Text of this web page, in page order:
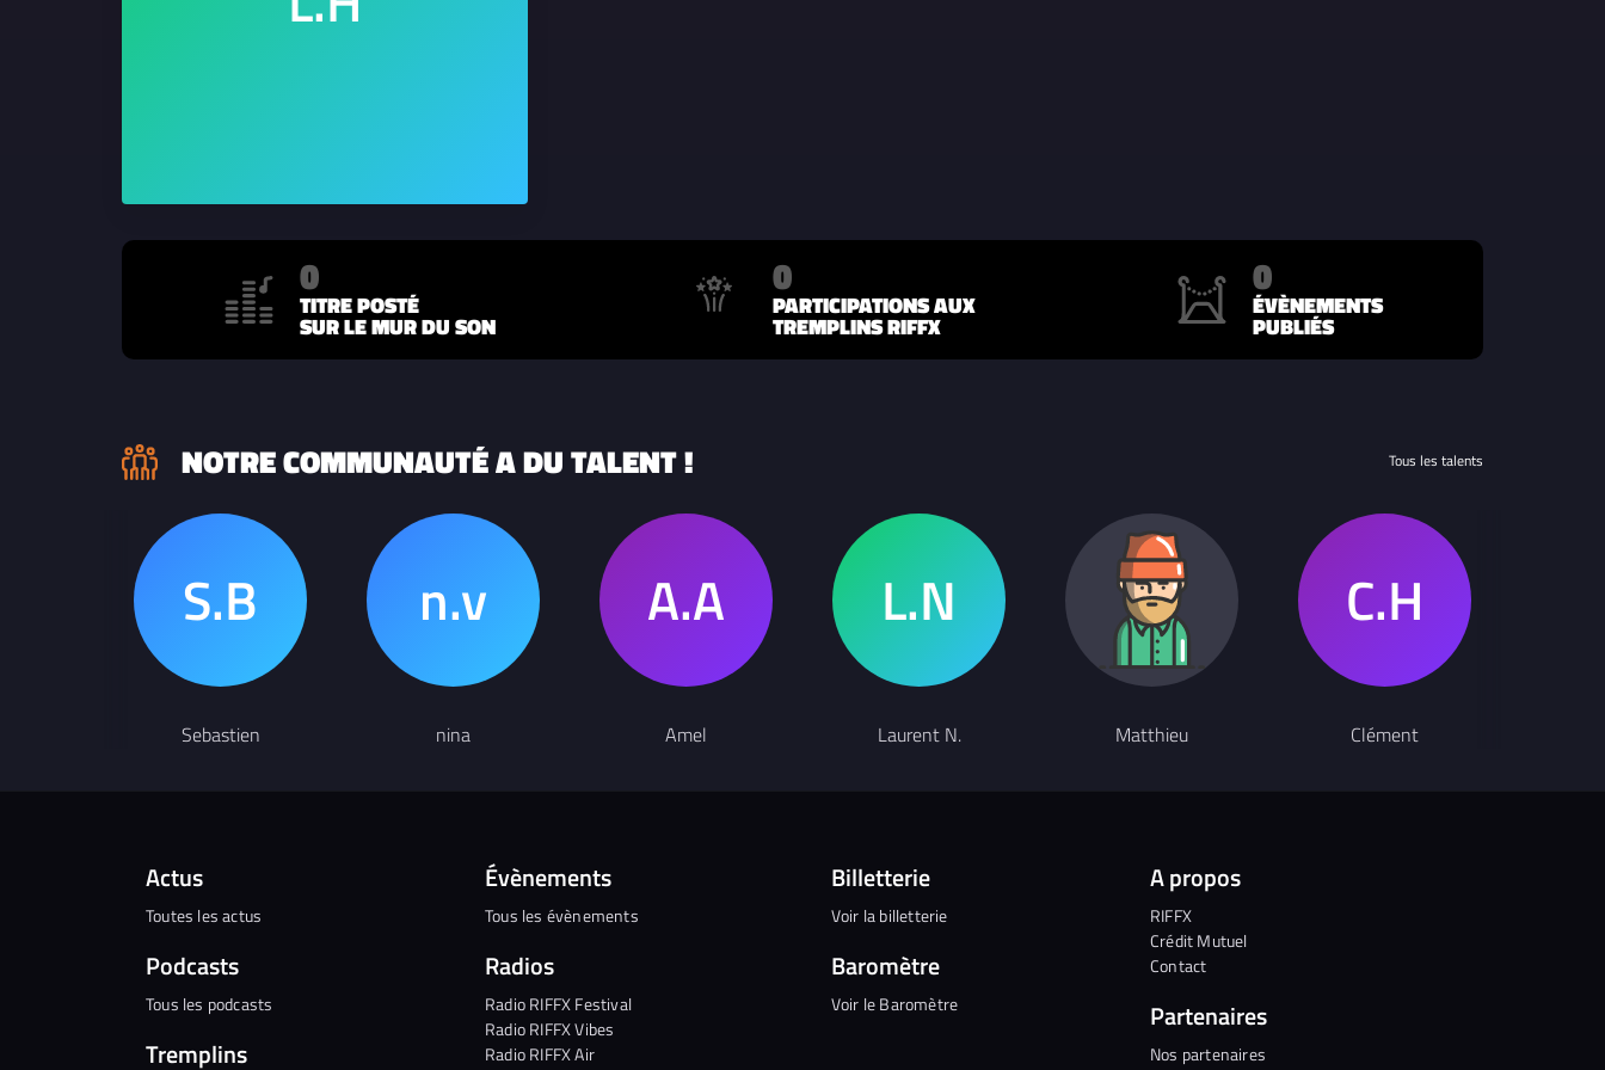
0
TITRE POSTÉ
SUR LE MUR DU SON
0
PARTICIPATIONS AUX
TREMPLINS RIFFX
0
ÉVÈNEMENTS
PUBLIÉS
NOTRE COMMUNAUTÉ A DU TALENT ! Tous les talents
Sebastien nina Amel Laurent N. Matthieu Clément
Actus
Toutes les actus
Podcasts
Tous les podcasts
Tremplins
Évènements
Tous les évènements
Radios
Radio RIFFX Festival
Radio RIFFX Vibes
Radio RIFFX Air
Billetterie
Voir la billetterie
Baromètre
Voir le Baromètre
A propos
RIFFX
Crédit Mutuel
Contact
Partenaires
Nos partenaires